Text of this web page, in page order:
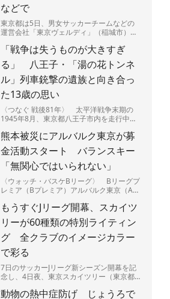
などで
東京都は5日、男女サッカーチームなどの
運営会社「東京ヴェルディ」（稲城市）、
団法人「東京ヴェル...
「戦争は失うものが大きすぎ
る」 八王子・「湯の花トンネ
ル」列車銃撃の遺族と向き合っ
た13歳の思い
〈つなぐ 戦後81年〉 太平洋戦争末期の
1945年8月、東京都八王子市内を走行中の
なった空襲か...
熊本被災にアルバルク東京が募
金活動スタート バランスキー
「無関心ではいられない」
〈ウォッチ・バスケBリーグ〉 Bリーグプ
レミア（Bプレミア）アルバルク東京（A東
被災地を支援す...
もうすぐJリーグ開幕、スカイツ
リーが60種類の特別ライティン
グ 全クラブのイメージカラー
で彩る
7日のサッカーJリーグ新シーズン開幕を記
念し、4日夜、東京スカイツリー（東京都
J1、J2、J3全...
動物の熱中症防げ じょうろで